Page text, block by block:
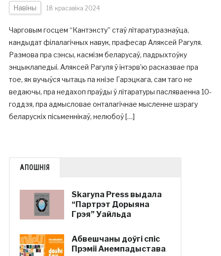
Навіны 18 красавіка 2024
Чарговым госцем “Кантэксту” стаў літаратуразнаўца,
кандыдат філалагічных навук, прафесар Аляксей Рагуля.
Размова пра сэнсы, касмізм беларусаў, падрыхтоўку
энцыклапедыі. Аляксей Рагуля ў інтэрв’ю расказвае пра
тое, як вучыўся чытаць па кнізе Гарэцкага, сам таго не
ведаючы, пра недахоп праўды ў літаратуры пасляваенна 10-
годдзя, пра адмысловае онталагічнае мысленне шэрагу
беларускіх пісьменнікаў, нелюбоў […]
АПОШНІЯ
Skaryna Press выдала
“Партрэт Дорыяна
Грэя” Уайльда
Абвешчаны доўгі спіс
Прэміі Анемпадыстава